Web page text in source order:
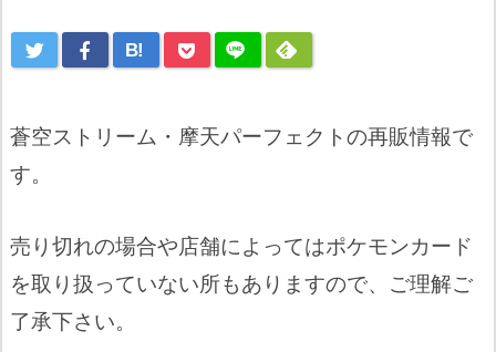
B!
蒼空ストリーム・摩天パーフェクトの再販情報で
す。
売り切れの場合や店舗によってはポケモンカード
を取り扱っていない所もありますので、ご理解ご
了承下さい。